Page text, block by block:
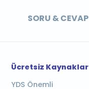
SORU & CEVAP
Ücretsiz Kaynaklar
YDS Önemli